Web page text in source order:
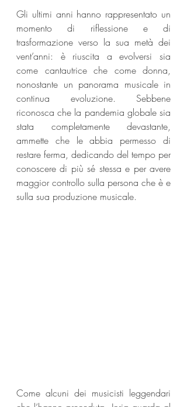
Gli ultimi anni hanno rappresentato un
momento di riflessione e di
trasformazione verso la sua metà dei
vent’anni: è riuscita a evolversi sia
come cantautrice che come donna,
nonostante un panorama musicale in
continua evoluzione. Sebbene
riconosca che la pandemia globale sia
stata completamente devastante,
ammette che le abbia permesso di
restare ferma, dedicando del tempo per
conoscere di più sé stessa e per avere
maggior controllo sulla persona che è e
sulla sua produzione musicale.
Come alcuni dei musicisti leggendari